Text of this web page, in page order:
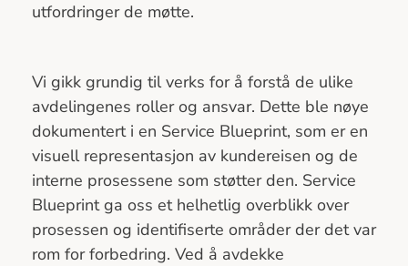
utfordringer de møtte.
Vi gikk grundig til verks for å forstå de ulike
avdelingenes roller og ansvar. Dette ble nøye
dokumentert i en Service Blueprint, som er en
visuell representasjon av kundereisen og de
interne prosessene som støtter den. Service
Blueprint ga oss et helhetlig overblikk over
prosessen og identifiserte områder der det var
rom for forbedring. Ved å avdekke